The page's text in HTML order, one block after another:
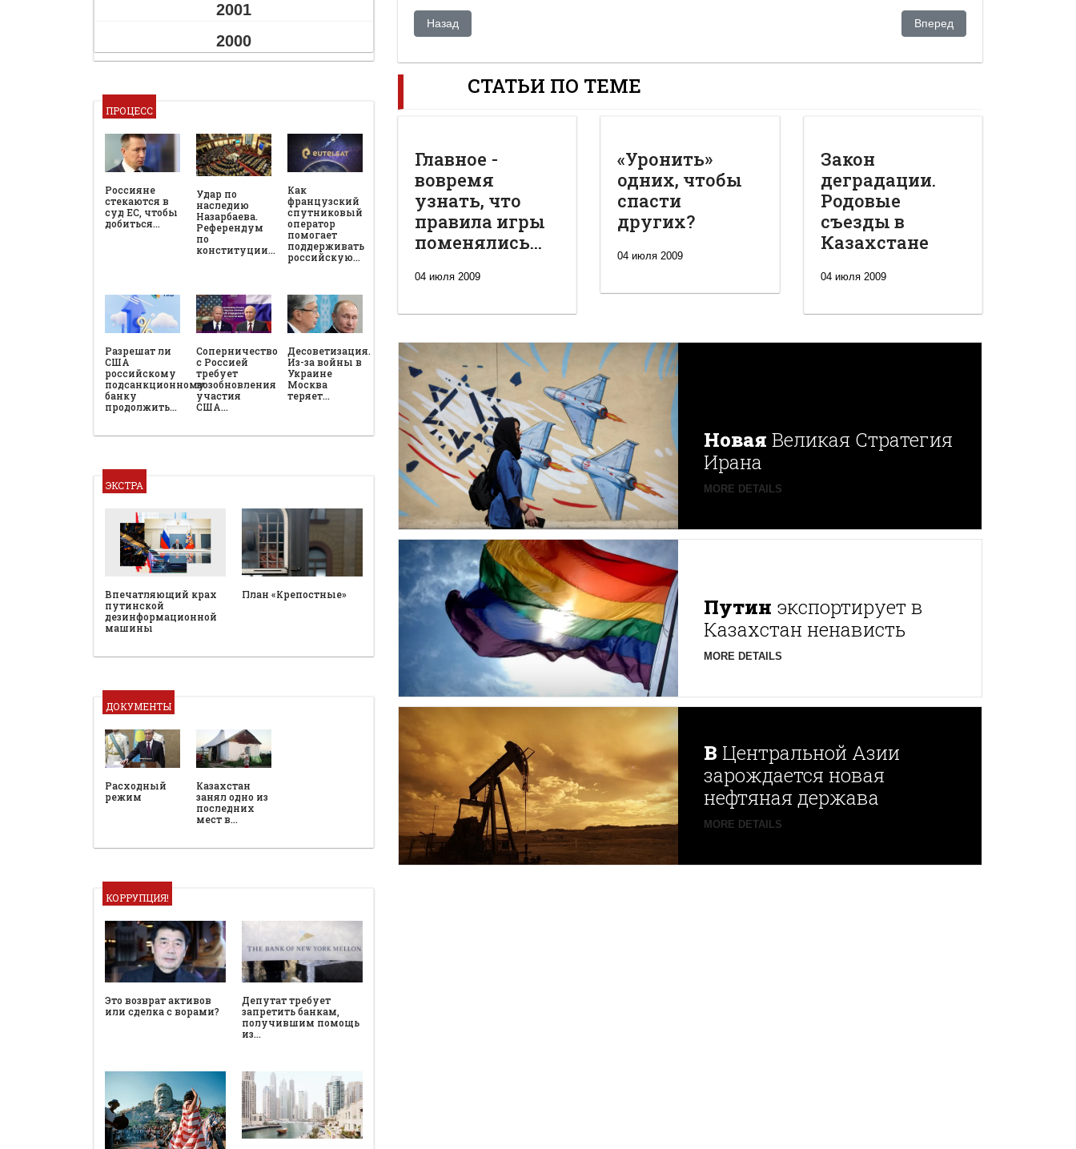
2001
2000
ПРОЦЕСС
Россияне
стекаются в
суд ЕС, чтобы
добиться…
Удар по
наследию
Назарбаева.
Референдум
по
конституции…
Как
французский
спутниковый
оператор
помогает
поддерживать
российскую…
Разрешат ли
США
российскому
подсанкционному
банку
продолжить…
Соперничество
с Россией
требует
возобновления
участия
США…
Десоветизация.
Из-за войны в
Украине
Москва
теряет…
ЭКСТРА
Впечатляющий крах
путинской
дезинформационной
машины
План «Крепостные»
ДОКУМЕНТЫ
Расходный
режим
Казахстан
занял одно из
последних
мест в…
КОРРУПЦИЯ!
Это возврат активов
или сделка с ворами?
Депутат требует
запретить банкам,
получившим помощь
из…
Предыдущий: "Чтобы сохранить суверенитет, Беларусь вступит в противоречия с Россией"
Назад Следующий: Казахстан на
Вперед
СТАТЬИ ПО ТЕМЕ
Главное -
вовремя
узнать, что
правила игры
поменялись...
04 июля 2009
«Уронить»
одних, чтобы
спасти
других?
04 июля 2009
Закон
деградации.
Родовые
съезды в
Казахстане
04 июля 2009
Новая Великая Стратегия
Ирана
MORE DETAILS
Путин экспортирует в
Казахстан ненависть
MORE DETAILS
В Центральной Азии
зарождается новая
нефтяная держава
MORE DETAILS